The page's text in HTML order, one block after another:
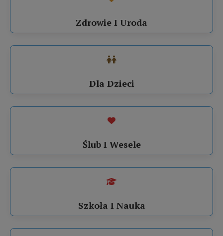
Zdrowie I Uroda
Dla Dzieci
Ślub I Wesele
Szkoła I Nauka